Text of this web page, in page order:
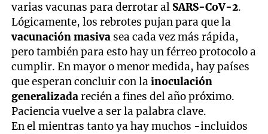
varias vacunas para derrotar al SARS-CoV-2.
Lógicamente, los rebrotes pujan para que la
vacunación masiva sea cada vez más rápida,
pero también para esto hay un férreo protocolo a
cumplir. En mayor o menor medida, hay países
que esperan concluir con la inoculación
generalizadarecién a fines del año próximo.
Paciencia vuelve a ser la palabra clave.
En el mientras tanto ya hay muchos -incluidos